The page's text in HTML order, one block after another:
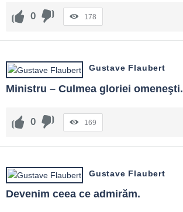
0 178
Gustave Flaubert
Ministru – Culmea gloriei omeneşti.
0 169
Gustave Flaubert
Devenim ceea ce admirăm.